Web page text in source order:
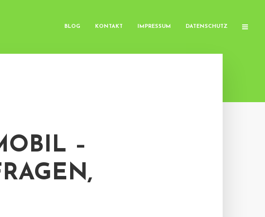
BLOG KONTAKT IMPRESSUM DATENSCHUTZ
–